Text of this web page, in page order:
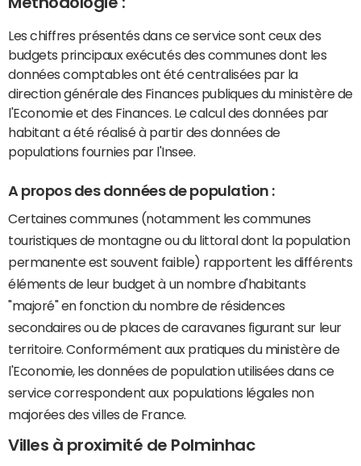
Les chiffres présentés dans ce service sont ceux des
budgets principaux exécutés des communes dont les
données comptables ont été centralisées par la
direction générale des Finances publiques du ministère de
l'Economie et des Finances. Le calcul des données par
habitant a été réalisé à partir des données de
populations fournies par l'Insee.
A propos des données de population :
Certaines communes (notamment les communes
touristiques de montagne ou du littoral dont la population
permanente est souvent faible) rapportent les différents
éléments de leur budget à un nombre d'habitants
"majoré" en fonction du nombre de résidences
secondaires ou de places de caravanes figurant sur leur
territoire. Conformément aux pratiques du ministère de
l'Economie, les données de population utilisées dans ce
service correspondent aux populations légales non
majorées des villes de France.
Villes à proximité de Polminhac